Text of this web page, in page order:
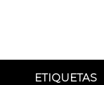
ETIQUETAS